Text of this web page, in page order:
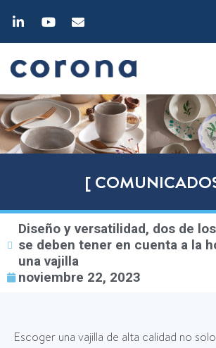
[
Diseño y versatilidad, dos de
se deben tener en cuenta a la
una vajilla
noviembre 22, 2023
Escoger una vajilla de alta calidad no